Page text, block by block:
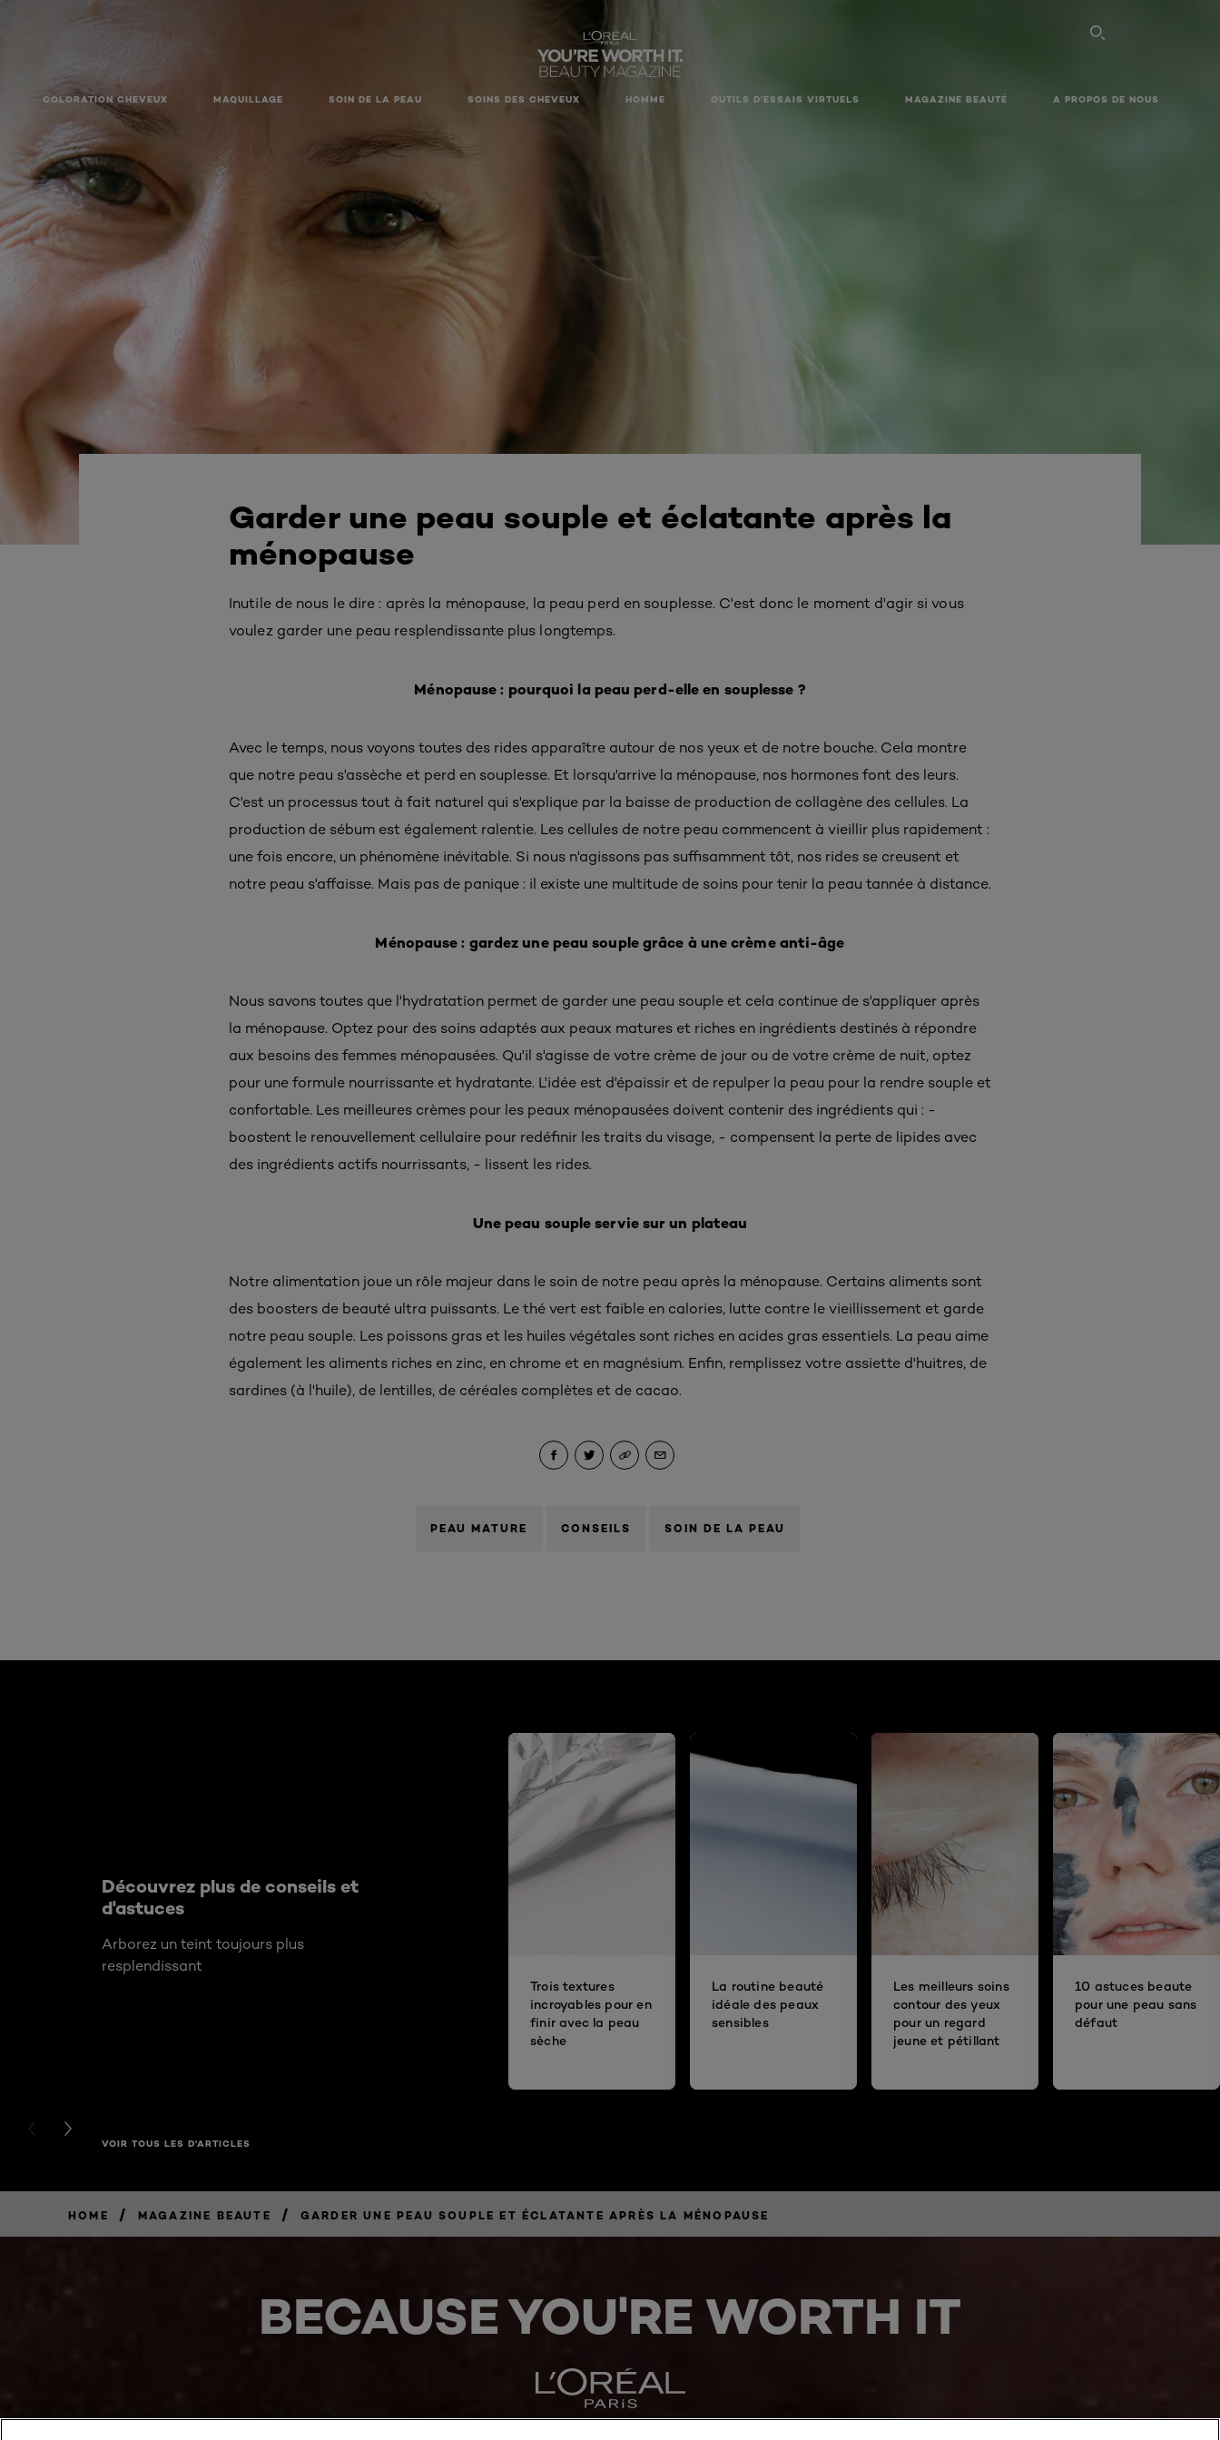
COLORATION CHEVEUX MAQUILLAGE SOIN DE LA PEAU SOINS DES CHEVEUX HOMME OUTILS D’ESSAIS VIRTUELS MAGAZINE BEAUTÉ A PROPOS DE NOUS
Garder une peau souple et éclatante après la
ménopause
Inutile de nous le dire : après la ménopause, la peau perd en souplesse. C'est donc le moment d'agir si vous
voulez garder une peau resplendissante plus longtemps.
Ménopause : pourquoi la peau perd-elle en souplesse ?
Avec le temps, nous voyons toutes des rides apparaître autour de nos yeux et de notre bouche. Cela montre
que notre peau s'assèche et perd en souplesse. Et lorsqu'arrive la ménopause, nos hormones font des leurs.
C'est un processus tout à fait naturel qui s'explique par la baisse de production de collagène des cellules. La
production de sébum est également ralentie. Les cellules de notre peau commencent à vieillir plus rapidement :
une fois encore, un phénomène inévitable. Si nous n'agissons pas suffisamment tôt, nos rides se creusent et
notre peau s'affaisse. Mais pas de panique : il existe une multitude de soins pour tenir la peau tannée à distance.
Ménopause : gardez une peau souple grâce à une crème anti-âge
Nous savons toutes que l'hydratation permet de garder une peau souple et cela continue de s'appliquer après
la ménopause. Optez pour des soins adaptés aux peaux matures et riches en ingrédients destinés à répondre
aux besoins des femmes ménopausées. Qu'il s'agisse de votre crème de jour ou de votre crème de nuit, optez
pour une formule nourrissante et hydratante. L'idée est d'épaissir et de repulper la peau pour la rendre souple et
confortable. Les meilleures crèmes pour les peaux ménopausées doivent contenir des ingrédients qui : -
boostent le renouvellement cellulaire pour redéfinir les traits du visage, - compensent la perte de lipides avec
des ingrédients actifs nourrissants, - lissent les rides.
Une peau souple servie sur un plateau
Notre alimentation joue un rôle majeur dans le soin de notre peau après la ménopause. Certains aliments sont
des boosters de beauté ultra puissants. Le thé vert est faible en calories, lutte contre le vieillissement et garde
notre peau souple. Les poissons gras et les huiles végétales sont riches en acides gras essentiels. La peau aime
également les aliments riches en zinc, en chrome et en magnésium. Enfin, remplissez votre assiette d'huitres, de
sardines (à l'huile), de lentilles, de céréales complètes et de cacao.
PEAU MATURE CONSEILS SOIN DE LA PEAU
Découvrez plus de conseils et
d'astuces
Arborez un teint toujours plus
resplendissant
Trois textures
incroyables pour en
finir avec la peau
sèche
La routine beauté
idéale des peaux
sensibles
Les meilleurs soins
contour des yeux
pour un regard
jeune et pétillant
10 astuces beaute
pour une peau sans
défaut
PREVIOUS CARD
NEXT CARD
VOIR TOUS LES D'ARTICLES
HOME / MAGAZINE BEAUTE / GARDER UNE PEAU SOUPLE ET ÉCLATANTE APRÈS LA MÉNOPAUSE
BECAUSE YOU'RE WORTH IT